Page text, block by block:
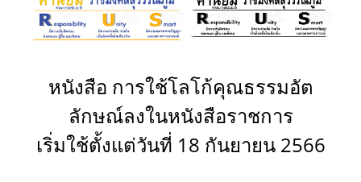
หนังสือ การใช้โลโก้คุณธรรมอัต
ลักษณ์ลงในหนังสือราชการ
เริ่มใช้ตั้งแต่วันที่ 18 กันยายน 2566